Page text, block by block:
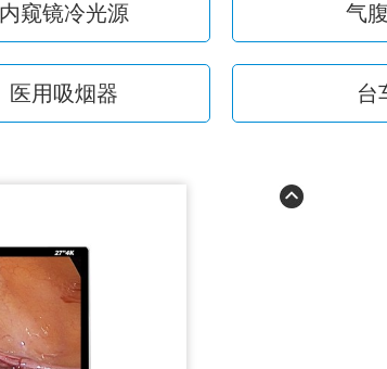
内窥镜冷光源 气
医用吸烟器 台